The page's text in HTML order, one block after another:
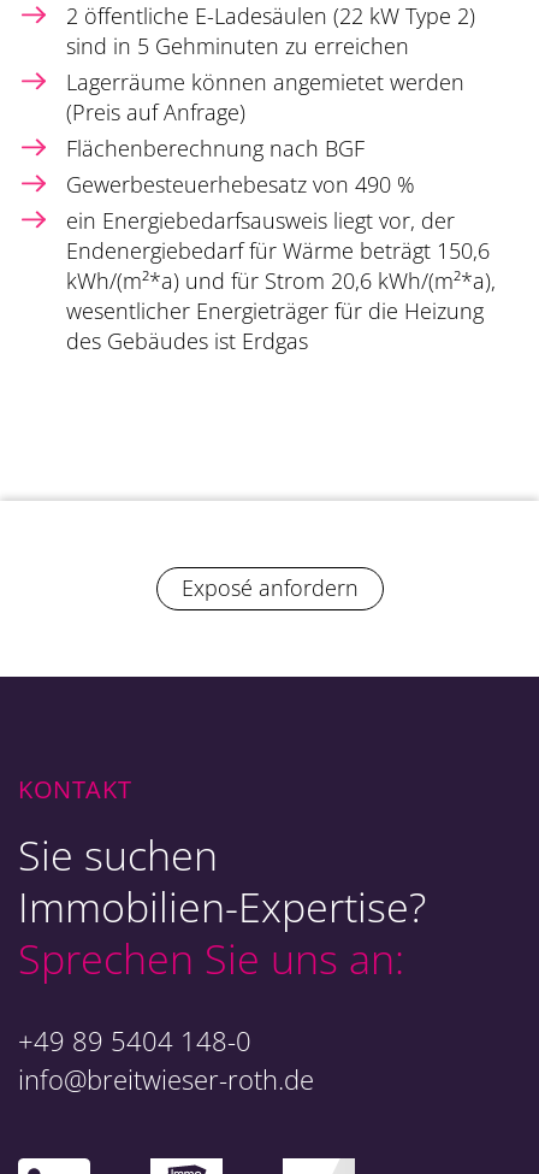
2 öffentliche E-Ladesäulen (22 kW Type 2)
sind in 5 Gehminuten zu erreichen
Lagerräume können angemietet werden
(Preis auf Anfrage)
Flächenberechnung nach BGF
Gewerbesteuerhebesatz von 490 %
ein Energiebedarfsausweis liegt vor, der
Endenergiebedarf für Wärme beträgt 150,6
kWh/(m²*a) und für Strom 20,6 kWh/(m²*a),
wesentlicher Energieträger für die Heizung
des Gebäudes ist Erdgas
Exposé anfordern
KONTAKT
Sie suchen
Immobilien-Expertise?
Sprechen Sie uns an:
+49 89 5404 148-0
info@breitwieser-roth.de